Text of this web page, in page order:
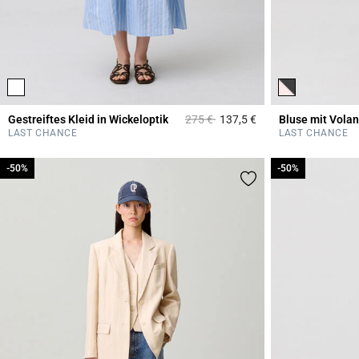
Gestreiftes Kleid in Wickeloptik Price reduced from
275 €to137,5 €4,2 out of 5
LAST CHANCE
Bluse mit
LAST CHANCE
-50%
-50% -50%
-50%